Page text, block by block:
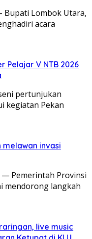
Bupati Lombok Utara,
acara
Pelajar V NTB 2026
pertunjukan
kegiatan Pekan
melawan invasi
— Pemerintah Provinsi
mendorong langkah
live music